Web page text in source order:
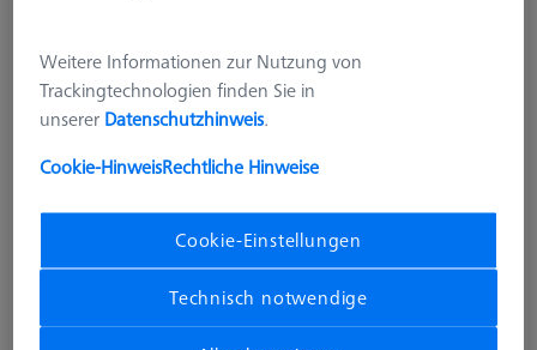
Weitere Informationen zur Nutzung von
Trackingtechnologien finden Sie in
unserer Datenschutzhinweis.
Cookie-HinweisRechtliche Hinweise
Cookie-Einstellungen
Technisch notwendige